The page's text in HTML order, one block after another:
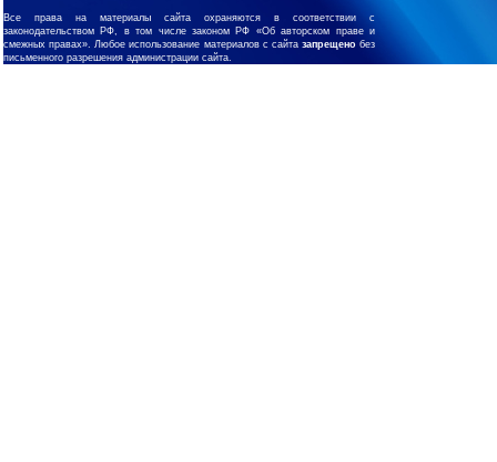
Все права на материалы сайта охраняются в соответствии с
законодательством РФ, в том числе законом РФ «Об авторском праве и
смежных правах». Любое использование материалов с сайта запрещенобез
письменного разрешения администрации сайта.